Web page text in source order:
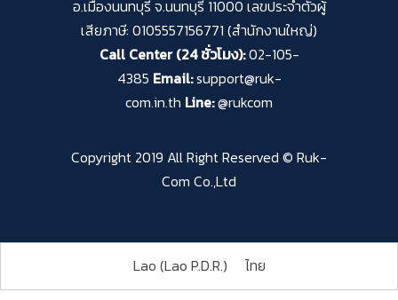
อ.เมืองนนทบุรี จ.นนทบุรี 11000 เลขประจำตัวผู้
เสียภาษี: 0105557156771 (สำนักงานใหญ่)
Call Center (24 ชั่วโมง):02-105-
4385 Email:support@ruk-
com.in.th Line:@rukcom
Copyright 2019 All Right Reserved © Ruk-
Com Co.,Ltd
Lao (Lao P.D.R.) ไทย